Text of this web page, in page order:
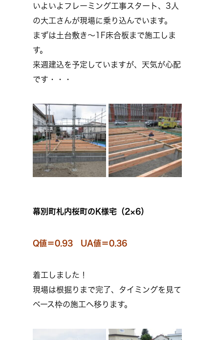
いよいよフレーミング工事スタート、3人
の大工さんが現場に乗り込んでいます。
まずは土台敷き～1F床合板まで施工しま
す。
来週建込を予定していますが、天気が心配
です・・・
幕別町札内桜町のK様宅（2×6）
Q値＝0.93 UA値＝0.36
着工しました！
現場は根掘りまで完了、タイミングを見て
ベース枠の施工へ移ります。